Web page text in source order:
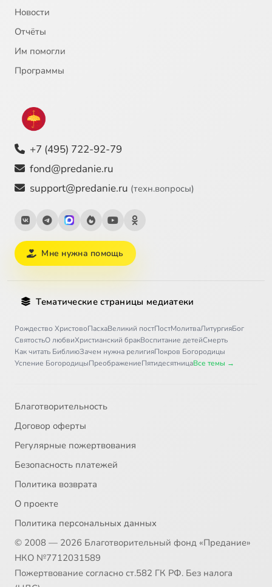
Новости
Отчёты
Им помогли
Программы
+7 (495) 722-92-79
fond@predanie.ru
support@predanie.ru (техн.вопросы)
Мне нужна помощь
Тематические страницы медиатеки
Рождество ХристовоПасхаВеликий постПостМолитваЛитургияБог
СвятостьО любвиХристианский бракВоспитание детейСмерть
Как читать БиблиюЗачем нужна религияПокров Богородицы
Успение БогородицыПреображениеПятидесятницаВсе темы →
Благотворительность
Договор оферты
Регулярные пожертвования
Безопасность платежей
Политика возврата
О проекте
Политика персональных данных
© 2008 — 2026 Благотворительный фонд «Предание»
НКО №7712031589
Пожертвование согласно ст.582 ГК РФ. Без налога